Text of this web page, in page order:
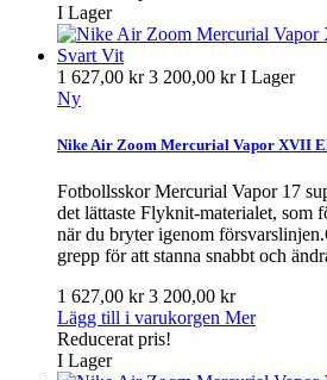
I Lager
1 627,00 kr3 200,00 krI Lager
Ny
Nike Air Zoom Mercurial Vapor XVII
Fotbollsskor Mercurial Vapor 17
det lättaste Flyknit-materialet, som
när du bryter igenom
grepp för att stanna snabbt och
1 627,00 kr3 200,00 kr
Lägg till i varukorgen Mer
Reducerat pris!
I Lager